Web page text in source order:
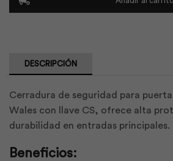
Llave
CS
DESCRIPCIÓN
Cerradura de seguridad para
Wales con llave CS, ofrece alta
durabilidad en entradas principales.
Beneficios: